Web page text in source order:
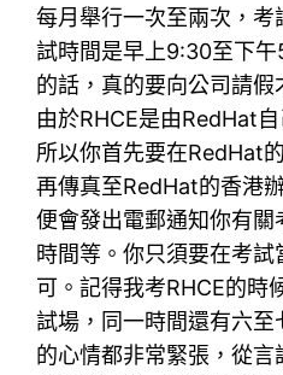
每月舉行一次至兩次，
試時間是早上9:30至下
的話，真的要向公司請
由於RHCE是由RedHat
所以你首先要在RedHat
再傳真至RedHat的香港
便會發出電郵通知你有關
時間等。你只須要在考
可。記得我考RHCE的時
試場，同一時間還有六
的心情都非常緊張，從